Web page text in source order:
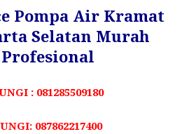
Pompa Air Kramat
Selatan Murah
: 081285509180
087862217400